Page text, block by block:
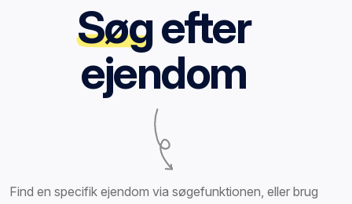
Søgefter
ejendom
Find en specifik ejendom via søgefunktionen, eller brug